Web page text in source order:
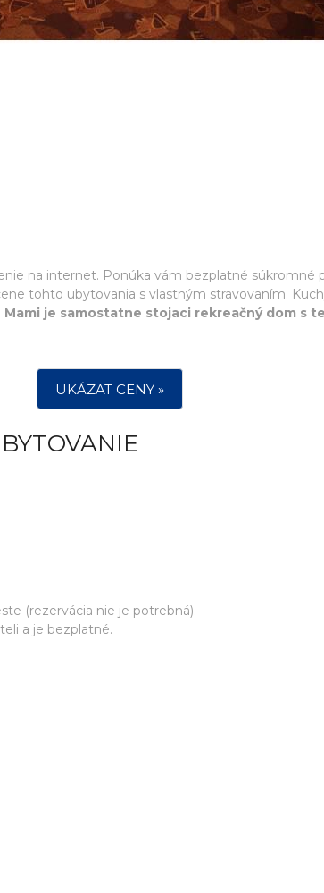
na internet. Ponúka vám bezplatné súkromné
tohto ubytovania s vlastným stravovaním.
je samostatne stojaci rekreačný dom s
UKÁZAT CENY »
(rezervácia nie je potrebná).
a je bezplatné.